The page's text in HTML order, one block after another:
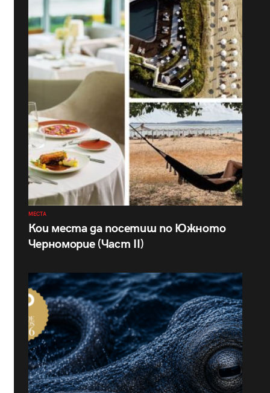
МЕСТА
Кои места да посетиш по Южното
Черноморие (Част II)